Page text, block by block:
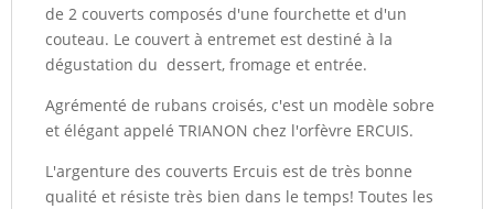
de 2 couverts composés d'une fourchette et d'un
couteau. Le couvert à entremet est destiné à la
dégustation du dessert, fromage et entrée.
Agrémenté de rubans croisés, c'est un modèle sobre
et élégant appelé TRIANON chez l'orfèvre ERCUIS.
L'argenture des couverts Ercuis est de très bonne
qualité et résiste très bien dans le temps! Toutes les